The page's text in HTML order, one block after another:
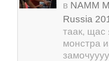
в NAMM
Russia
таак, щас
монстра